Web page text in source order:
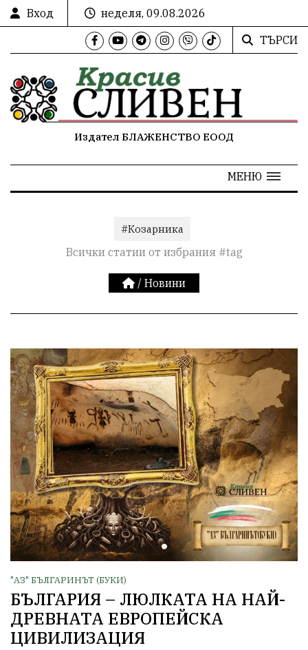
Вход
неделя, 09.08.2026
ТЪРСИ
Издател БЛАЖЕНСТВО ЕООД
МЕНЮ
#Козарника
Всички статии от избрания #tag
/ Новини
"АЗ" БЪЛГАРИНЪТ (БУКИ)
БЪЛГАРИЯ – ЛЮЛКАТА НА НАЙ-
ДРЕВНАТА ЕВРОПЕЙСКА
ЦИВИЛИЗАЦИЯ